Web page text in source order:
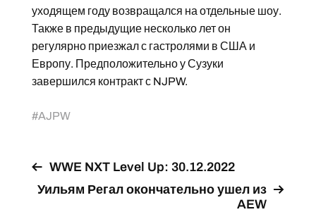
уходящем году возвращался на отдельные шоу.
Также в предыдущие несколько лет он
регулярно приезжал с гастролями в США и
Европу. Предположительно у Сузуки
завершился контракт с NJPW.
#AJPW
WWE NXT Level Up: 30.12.2022
Уильям Регал окончательно ушел из
AEW